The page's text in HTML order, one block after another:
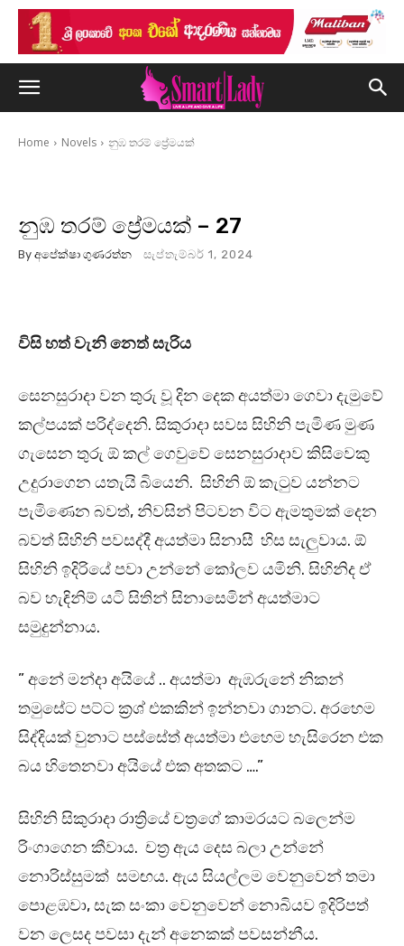
Home Novels නුඹ තරම් ප්‍රේමයක්
නුඹ තරම් ප්‍රේමයක් – 27
By අපේක්ෂා ගුණරත්න සැප්තැම්බර් 1, 2024
විසි හත් වැනි නෙත් සැරිය
සෙනසුරාදා වන තුරු වූ දින දෙක අයත්මා ගෙවා දැමුවේ
කල්පයක් පරිද්දෙනි. සිකුරාදා සවස සිහිනි පැමිණ මුණ
ගැසෙන තුරු ඕ කල් ගෙවුවේ සෙනසුරාදාව කිසිවෙකු
උදුරාගෙන යතැයි බියෙනි. සිහිනි ඕ කැටුව යන්නට
පැමිණෙන බවත්, නිවසින් පිටවන විට ඇමතුමක් දෙන
බවත් සිහිනි පවසද්දී අයත්මා සිනාසී හිස සැලුවාය. ඕ
සිහිනි ඉදිරියේ පවා උන්නේ කෝලව යමිනි. සිහිනිද ඒ
බව හැඳිනිම් යටි සිතින් සිනාසෙමින් අයත්මාට
සමුදුන්නාය.
” අනේ මන්දා අයියේ .. අයත්මා ඇඹරුනේ නිකන්
තමුසේට පට්ට ක්‍රශ් එකකින් ඉන්නවා ගානට. අරහෙම
සිද්දියක් වුනාට පස්සේත් අයත්මා එහෙම හැසිරෙන එක
බය හිතෙනවා අයියේ එක අතකට ….”
සිහිනි සිකුරාදා රාත්‍රියේ චත්‍රගේ කාමරයට බලෙන්ම
රිංගාගෙන කීවාය. චත්‍ර ඇය දෙස බලා උන්නේ
නොරිස්සුමක් සමඟය. ඇය සියල්ලම වෙනුවෙන් තමා
පොළඹවා, සැක සංකා වෙනුවෙන් නොබියව ඉදිරිපත්
වන ලෙසද පවසා දැන් අනෙකක් පවසන්නීය.